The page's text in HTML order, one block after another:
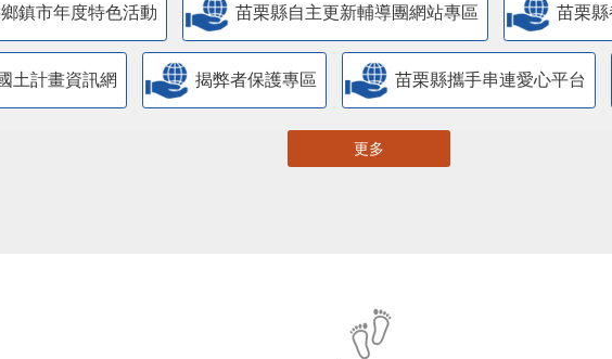
鎮市年度特色活動 苗栗縣自主更新輔導團網站專區 苗栗
土計畫資訊網 揭弊者保護專區 苗栗縣攜手串連愛心平台
更多